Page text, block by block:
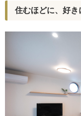
住むほどに、好